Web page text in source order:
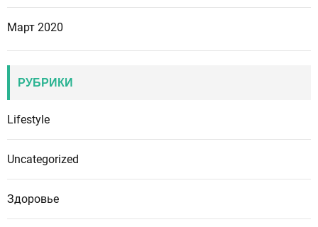
Март 2020
РУБРИКИ
Lifestyle
Uncategorized
Здоровье